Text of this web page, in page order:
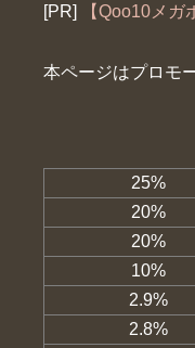
[PR] 【Qoo10メ
本ページはプロモ
25%
20%
20%
10%
2.9%
2.8%